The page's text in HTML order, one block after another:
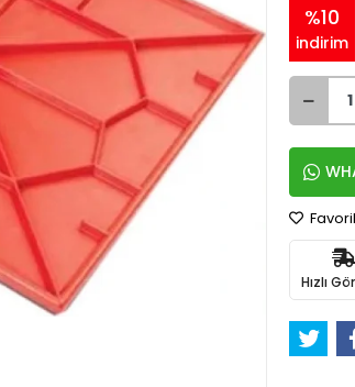
%10
indirim
Hızlı